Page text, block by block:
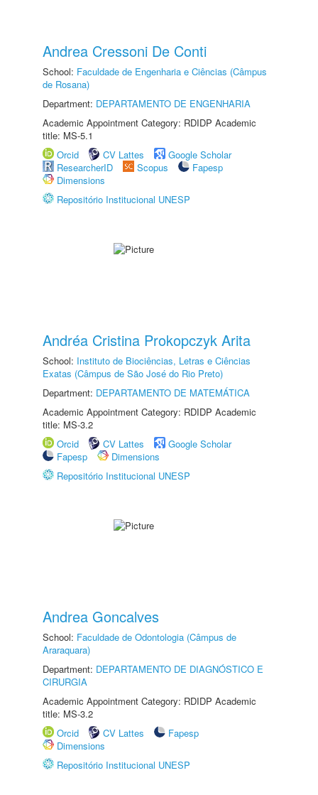
Andrea Cressoni De Conti
School: Faculdade de Engenharia e Ciências (Câmpus
de Rosana)
Department: DEPARTAMENTO DE ENGENHARIA
Academic Appointment Category: RDIDP Academic
title: MS-5.1
Orcid
CV Lattes
Google Scholar
ResearcherID
Scopus
Fapesp
Dimensions
Repositório Institucional UNESP
Andréa Cristina Prokopczyk Arita
School: Instituto de Biociências, Letras e Ciências
Exatas (Câmpus de São José do Rio Preto)
Department: DEPARTAMENTO DE MATEMÁTICA
Academic Appointment Category: RDIDP Academic
title: MS-3.2
Orcid
CV Lattes
Google Scholar
Fapesp
Dimensions
Repositório Institucional UNESP
Andrea Goncalves
School: Faculdade de Odontologia (Câmpus de
Araraquara)
Department: DEPARTAMENTO DE DIAGNÓSTICO E
CIRURGIA
Academic Appointment Category: RDIDP Academic
title: MS-3.2
Orcid
CV Lattes
Fapesp
Dimensions
Repositório Institucional UNESP